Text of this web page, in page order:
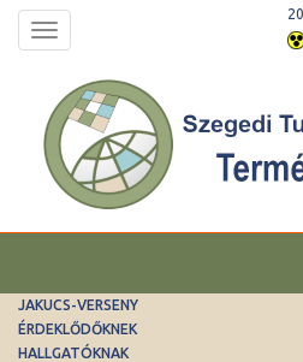
Toggle
navigation
JAKUCS-VERSENY
ÉRDEKLŐDŐKNEK
HALLGATÓKNAK